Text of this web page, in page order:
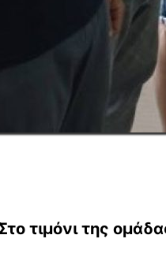
τιμόνι της